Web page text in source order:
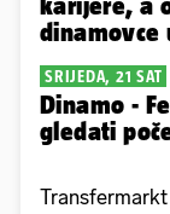
dinamovce
SRIJEDA, 21 SAT
Dinamo -
gledati